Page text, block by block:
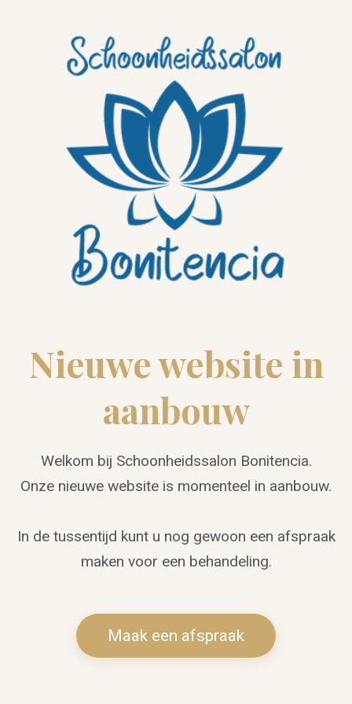
Nieuwe website in
aanbouw
Welkom bij Schoonheidssalon Bonitencia.
Onze nieuwe website is momenteel in aanbouw.
In de tussentijd kunt u nog gewoon een afspraak
maken voor een behandeling.
Maak een afspraak